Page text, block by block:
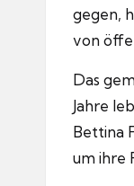
gegen,
von
Das
Jahre
Bettina
um ihre